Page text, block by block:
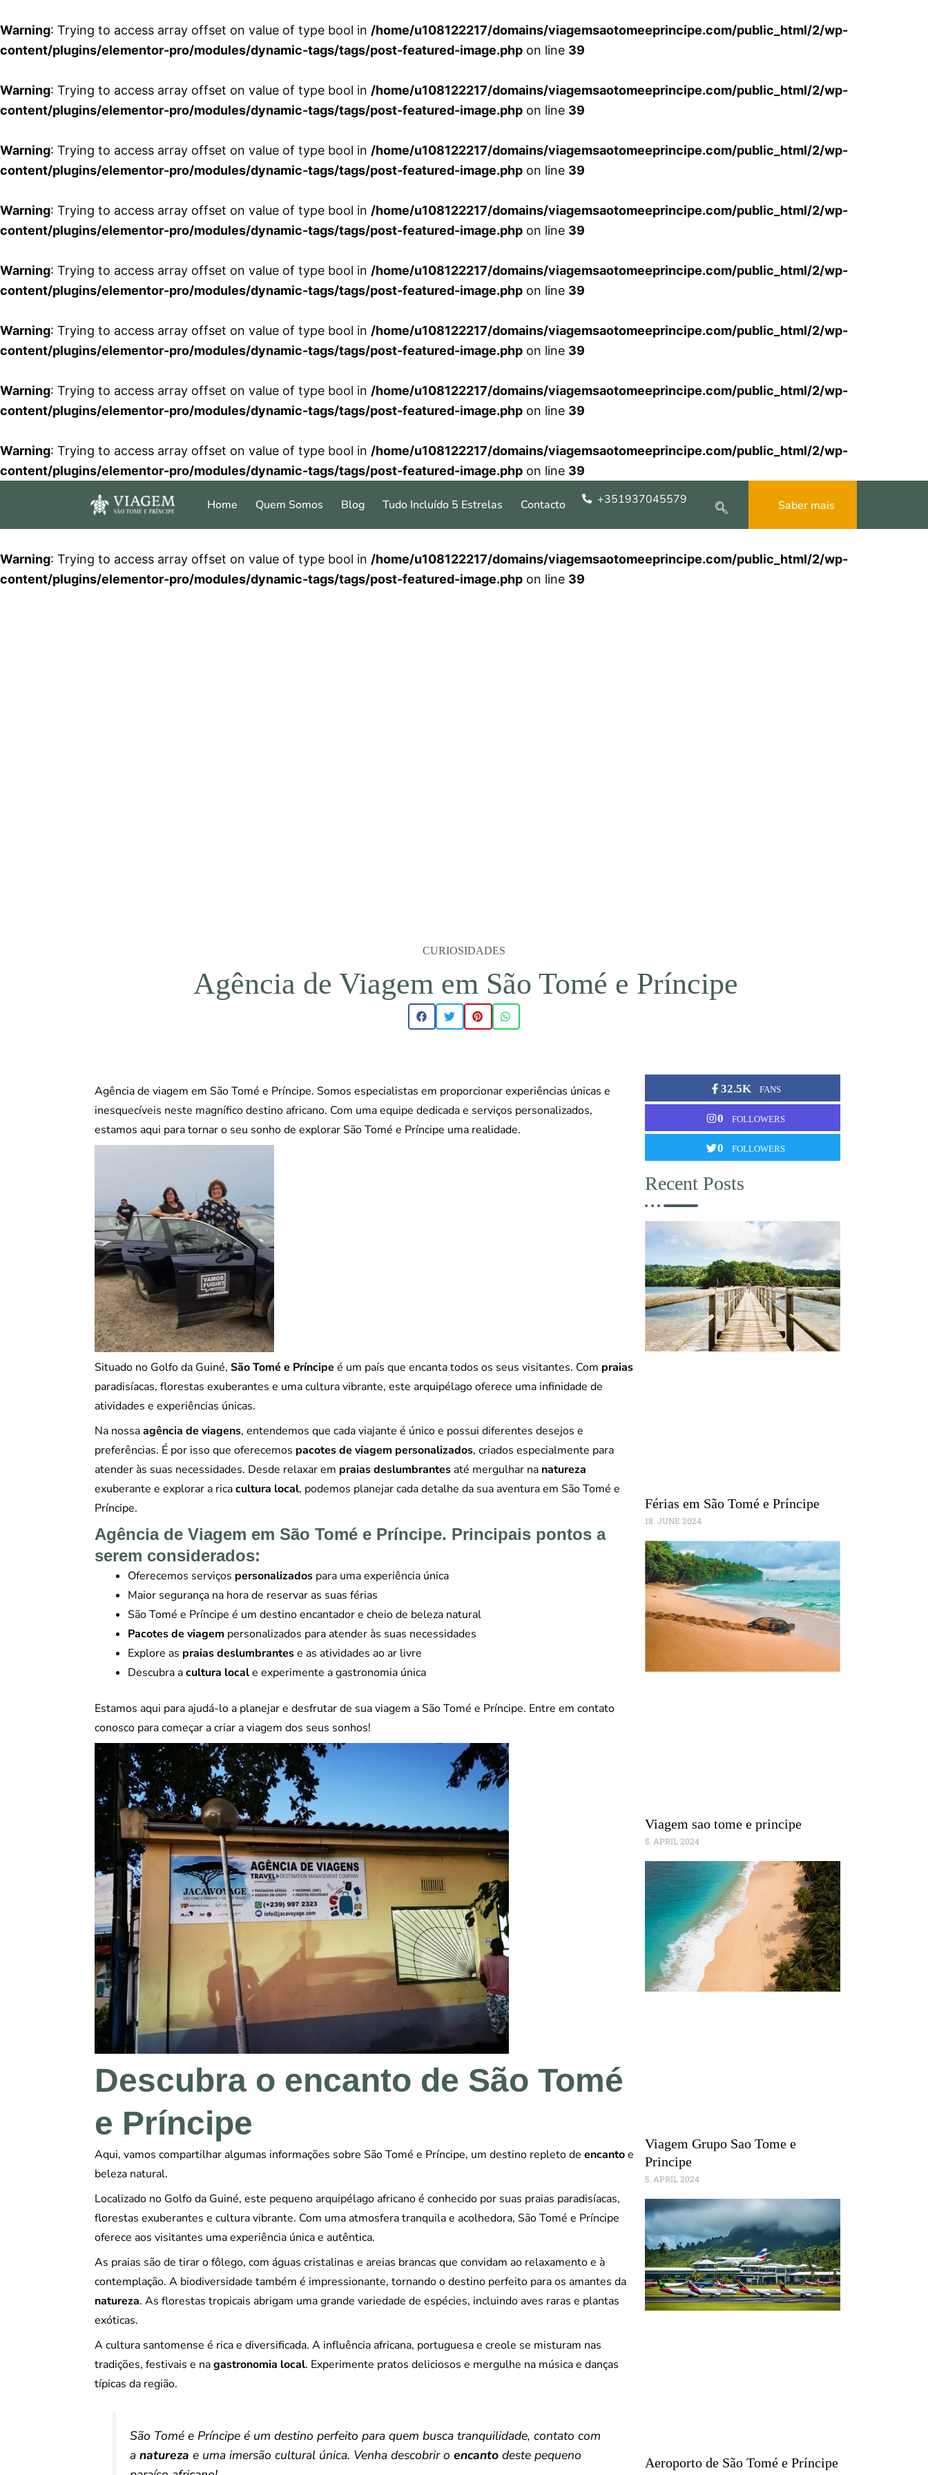
Warning: Trying to access array offset on value of type bool in /home/u108122217/domains/viagemsaotomeeprincipe.com/public_html/2/wp-
content/plugins/elementor-pro/modules/dynamic-tags/tags/post-featured-image.php on line 39
Warning: Trying to access array offset on value of type bool in /home/u108122217/domains/viagemsaotomeeprincipe.com/public_html/2/wp-
content/plugins/elementor-pro/modules/dynamic-tags/tags/post-featured-image.php on line 39
Warning: Trying to access array offset on value of type bool in /home/u108122217/domains/viagemsaotomeeprincipe.com/public_html/2/wp-
content/plugins/elementor-pro/modules/dynamic-tags/tags/post-featured-image.php on line 39
Warning: Trying to access array offset on value of type bool in /home/u108122217/domains/viagemsaotomeeprincipe.com/public_html/2/wp-
content/plugins/elementor-pro/modules/dynamic-tags/tags/post-featured-image.php on line 39
Warning: Trying to access array offset on value of type bool in /home/u108122217/domains/viagemsaotomeeprincipe.com/public_html/2/wp-
content/plugins/elementor-pro/modules/dynamic-tags/tags/post-featured-image.php on line 39
Warning: Trying to access array offset on value of type bool in /home/u108122217/domains/viagemsaotomeeprincipe.com/public_html/2/wp-
content/plugins/elementor-pro/modules/dynamic-tags/tags/post-featured-image.php on line 39
Warning: Trying to access array offset on value of type bool in /home/u108122217/domains/viagemsaotomeeprincipe.com/public_html/2/wp-
content/plugins/elementor-pro/modules/dynamic-tags/tags/post-featured-image.php on line 39
Warning: Trying to access array offset on value of type bool in /home/u108122217/domains/viagemsaotomeeprincipe.com/public_html/2/wp-
content/plugins/elementor-pro/modules/dynamic-tags/tags/post-featured-image.php on line 39
to
content
Home Quem Somos Blog Tudo Incluído 5 Estrelas Contacto +351937045579 Saber mais
Warning: Trying to access array offset on value of type bool in /home/u108122217/domains/viagemsaotomeeprincipe.com/public_html/2/wp-
content/plugins/elementor-pro/modules/dynamic-tags/tags/post-featured-image.php on line 39
CURIOSIDADES
Agência de Viagem em São Tomé e Príncipe
Agência de viagem em São Tomé e Príncipe. Somos especialistas em proporcionar experiências únicas e
inesquecíveis neste magnífico destino africano. Com uma equipe dedicada e serviços personalizados,
estamos aqui para tornar o seu sonho de explorar São Tomé e Príncipe uma realidade.
Situado no Golfo da Guiné, São Tomé e Príncipe é um país que encanta todos os seus visitantes. Com praias
paradisíacas, florestas exuberantes e uma cultura vibrante, este arquipélago oferece uma infinidade de
atividades e experiências únicas.
Na nossaagência de viagens, entendemos que cada viajante é único e possui diferentes desejos e
preferências. É por isso que oferecemos pacotes de viagem personalizados, criados especialmente para
atender às suas necessidades. Desde relaxar em praiasdeslumbrantesaté mergulhar na natureza
exuberante e explorar a ricacultura local, podemos planejar cada detalhe da sua aventura em São Tomé e
Príncipe.
Agência de Viagem em São Tomé e Príncipe. Principais pontos a
serem considerados:
Oferecemos serviços personalizados para uma experiência única
Maior segurança na hora de reservar as suas férias
São Tomé e Príncipe é um destino encantador e cheio de beleza natural
Pacotes de viagem personalizados para atender às suas necessidades
Explore as praiasdeslumbrantese as atividades ao ar livre
Descubra acultura locale experimente a gastronomia única
Estamos aqui para ajudá-lo a planejar e desfrutar de sua viagem a São Tomé e Príncipe. Entre em contato
conosco para começar a criar a viagem dos seus sonhos!
Descubra o encanto de São Tomé
e Príncipe
Aqui, vamos compartilhar algumas informações sobre São Tomé e Príncipe, um destino repleto de encantoe
beleza natural.
Localizado no Golfo da Guiné, este pequeno arquipélago africano é conhecido por suas praias paradisíacas,
florestas exuberantes e cultura vibrante. Com uma atmosfera tranquila e acolhedora, São Tomé e Príncipe
oferece aos visitantes uma experiência única e autêntica.
As praias são de tirar o fôlego, com águas cristalinas e areias brancas que convidam ao relaxamento e à
contemplação. A biodiversidade também é impressionante, tornando o destino perfeito para os amantes da
natureza. As florestas tropicais abrigam uma grande variedade de espécies, incluindo aves raras e plantas
exóticas.
A cultura santomense é rica e diversificada. A influência africana, portuguesa e creole se misturam nas
tradições, festivais e nagastronomia local. Experimente pratos deliciosos e mergulhe na música e danças
típicas da região.
São Tomé e Príncipe é um destino perfeito para quem busca tranquilidade, contato com
anatureza e uma imersão cultural única. Venha descobrir oencanto deste pequeno
32.5KFANS
0 FOLLOWERS
0 FOLLOWERS
Recent Posts
Férias em São Tomé e Príncipe
18. JUNE 2024
Viagem sao tome e principe
5. APRIL 2024
Viagem Grupo Sao Tome e
Principe
5. APRIL 2024
Aeroporto de São Tomé e Príncipe